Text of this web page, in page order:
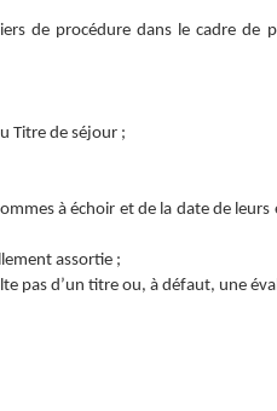
de procédure dans le cadre de
Titre de séjour ;
à échoir et de la date de leurs
assortie ;
pas d’un titre ou, à défaut, une